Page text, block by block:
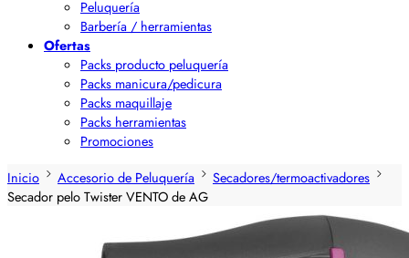
Peluquería
Barbería / herramientas
Ofertas
Packs producto peluquería
Packs manicura/pedicura
Packs maquillaje
Packs herramientas
Promociones
Inicio
Accesorio de Peluquería
Secadores/termoactivadores
Secador pelo Twister VENTO de AG